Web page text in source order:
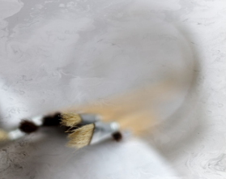
ODPORÚČANÉ
NAJNOVŠIE
POPULÁRNE